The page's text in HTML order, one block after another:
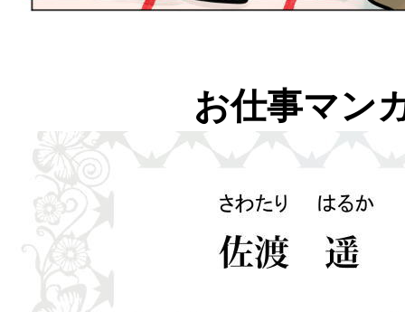
お仕事マン